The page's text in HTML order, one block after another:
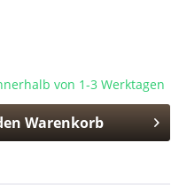
von 1-3 Werktagen
Warenkorb